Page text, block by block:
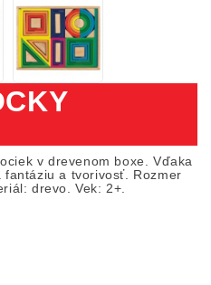
v drevenom boxe. Vďaka
a tvorivosť. Rozmer
drevo. Vek: 2+.